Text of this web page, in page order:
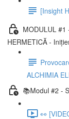
[Insight
MODULUL #1
HERMETICĂ -
ALCHIMIA
📚Modul #2 -
👀